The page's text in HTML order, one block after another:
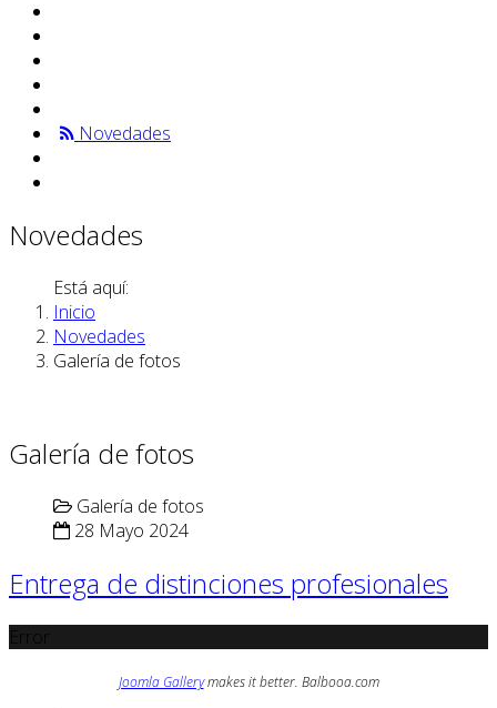
Novedades
Novedades
Está aquí:
Inicio
Novedades
Galería de fotos
Galería de fotos
Galería de fotos
28 Mayo 2024
Entrega de distinciones profesionales
Joomla Gallerymakes it better. Balbooa.com